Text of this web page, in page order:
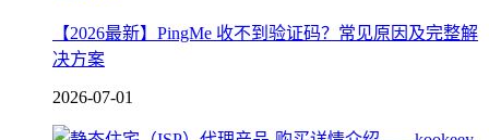
【2026最新】PingMe 收不到验证码？常见原因及完整解
决方案
2026-07-01